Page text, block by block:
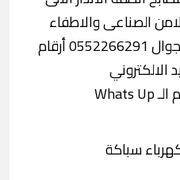
الصناعى والاطفاء
معلومات الاتصال أرقام الجوال 0552266291 أرقام
البريد الالكتروني
pbse_sa@gmail.com رقم الـ Whats Up
سباكة